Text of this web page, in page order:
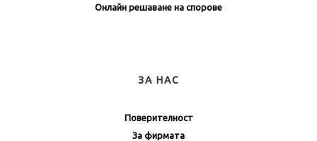
Онлайн решаване на спорове
ЗА НАС
Поверителност
За фирмата